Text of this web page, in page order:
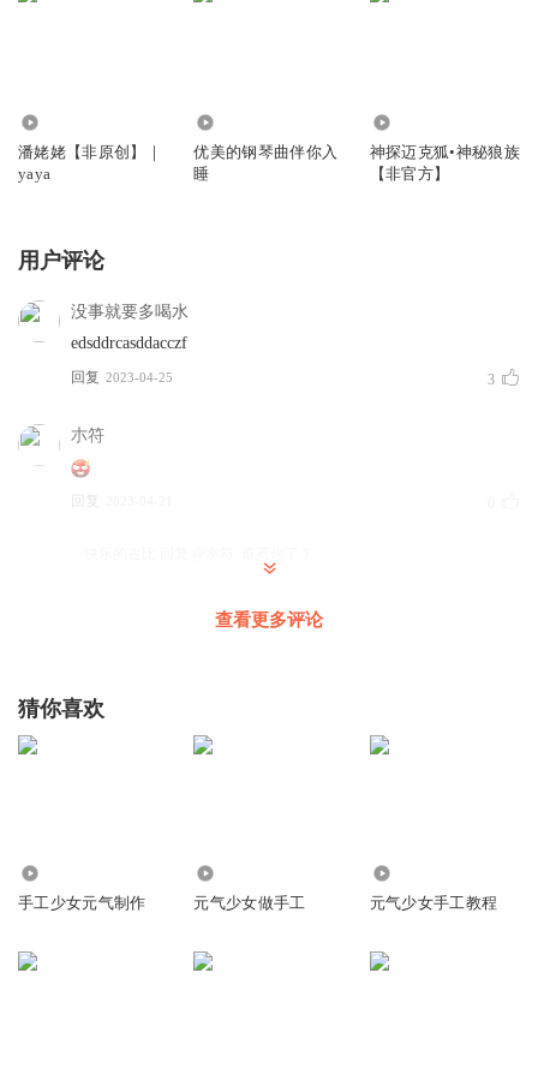
潘姥姥【非原创】｜
yaya
优美的钢琴曲伴你入
睡
神探迈克狐•神秘狼族
【非官方】
用户评论
没事就要多喝水
edsddrcasddacczf
回复 2023-04-25 3
朩符
回复
查看更多评论
猜你喜欢
手工少女元气制作 元气少女做手工 元气少女手工教程